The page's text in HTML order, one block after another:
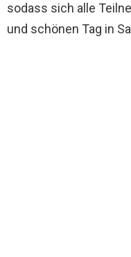
sodass sich alle
und schönen Tag in